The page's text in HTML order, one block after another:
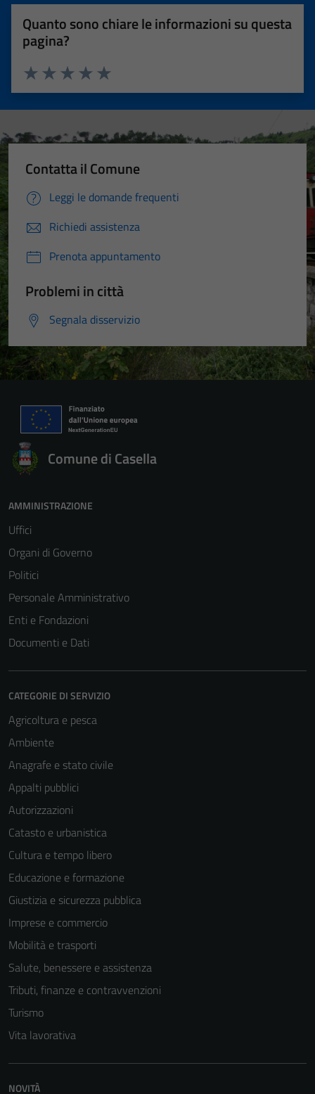
Quanto sono chiare le informazioni su questa
pagina?
Valuta 5 stelle su 5
Valuta 4 stelle su 5
Valuta 3 stelle su 5
Valuta 2 stelle su 5
Valuta 1 stelle su 5
Contatta il Comune
Leggi le domande frequenti
Richiedi assistenza
Prenota appuntamento
Problemi in città
Segnala disservizio
Comune di Casella
AMMINISTRAZIONE
Uffici
Organi di Governo
Politici
Personale Amministrativo
Enti e Fondazioni
Documenti e Dati
CATEGORIE DI SERVIZIO
Agricoltura e pesca
Ambiente
Anagrafe e stato civile
Appalti pubblici
Autorizzazioni
Catasto e urbanistica
Cultura e tempo libero
Educazione e formazione
Giustizia e sicurezza pubblica
Imprese e commercio
Mobilità e trasporti
Salute, benessere e assistenza
Tributi, finanze e contravvenzioni
Turismo
Vita lavorativa
NOVITÀ